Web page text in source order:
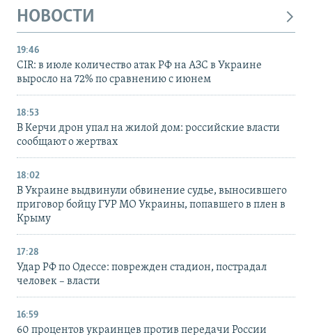
НОВОСТИ
19:46
CIR: в июле количество атак РФ на АЗС в Украине
выросло на 72% по сравнению с июнем
18:53
В Керчи дрон упал на жилой дом: российские власти
сообщают о жертвах
18:02
В Украине выдвинули обвинение судье, выносившего
приговор бойцу ГУР МО Украины, попавшего в плен в
Крыму
17:28
Удар РФ по Одессе: поврежден стадион, пострадал
человек – власти
16:59
60 процентов украинцев против передачи России